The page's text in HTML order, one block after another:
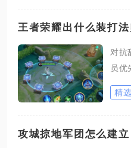
标落
岩缝
口，
木箱
怪物
王者荣耀出什么装打法
对抗
员优
克补
破魔
名刀
精
攻城掠地军团怎么建立